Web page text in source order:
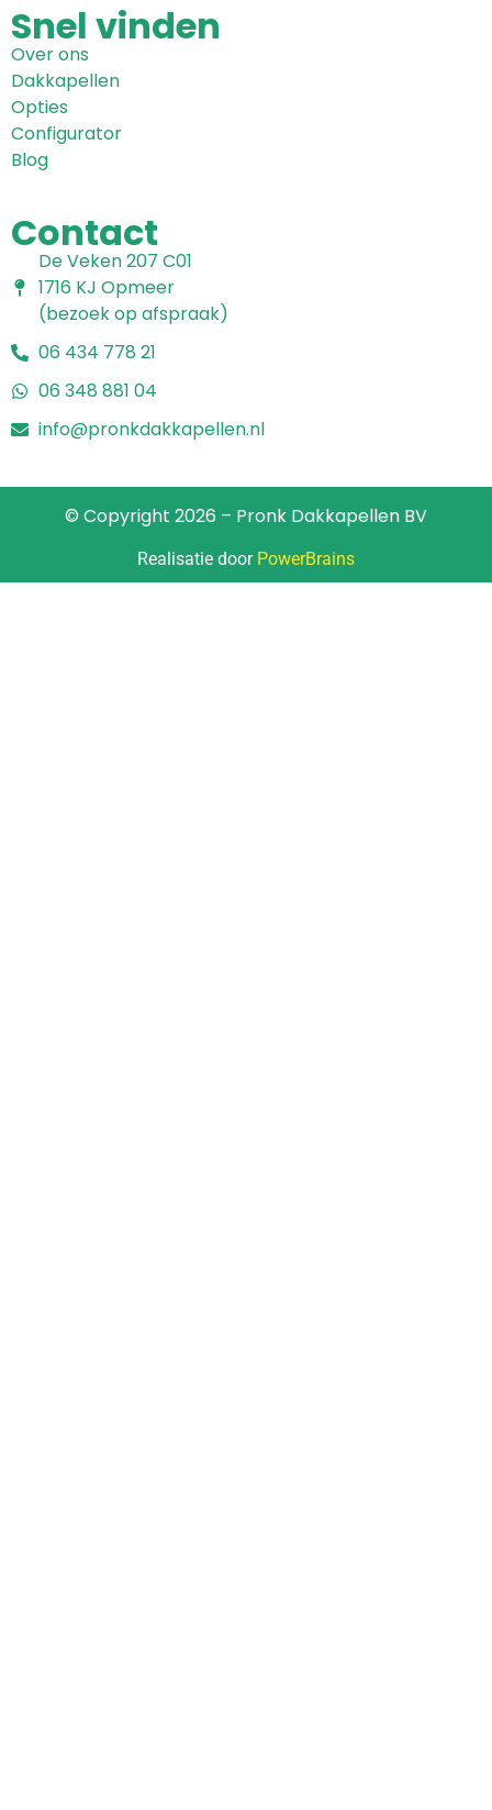
Snel vinden
Over ons
Dakkapellen
Opties
Configurator
Blog
Contact
De Veken 207 C01
1716 KJ Opmeer
(bezoek op afspraak)
06 434 778 21
06 348 881 04
info@pronkdakkapellen.nl
© Copyright 2026 – Pronk Dakkapellen BV
Realisatie door PowerBrains